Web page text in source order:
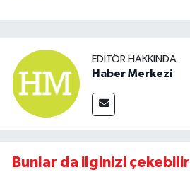
EDITÖR HAKKINDA
Haber Merkezi
Bunlar da ilginizi çekebilir